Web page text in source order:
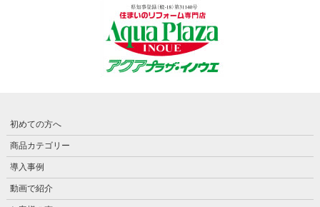
初めての方へ
商品カテゴリー
導入事例
動画で紹介